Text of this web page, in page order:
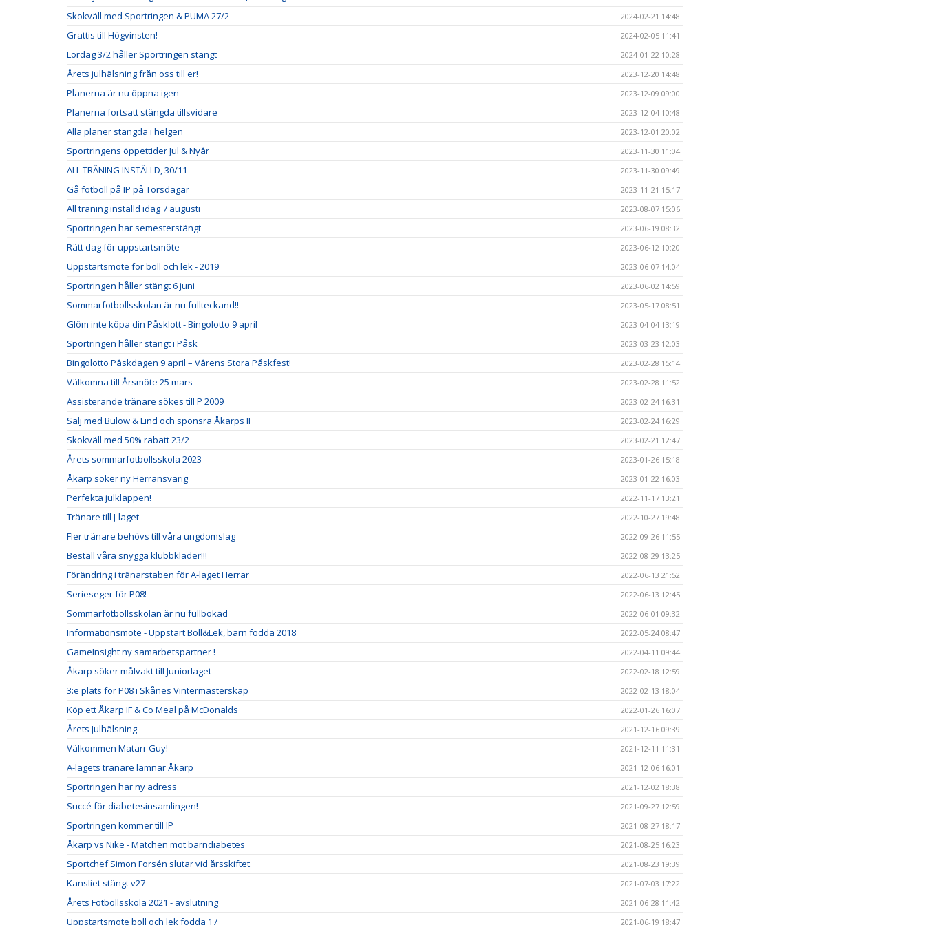
Skokväll med Sportringen & PUMA 27/2 2024-02-21 14:48
Grattis till Högvinsten! 2024-02-05 11:41
Lördag 3/2 håller Sportringen stängt 2024-01-22 10:28
Årets julhälsning från oss till er! 2023-12-20 14:48
Planerna är nu öppna igen 2023-12-09 09:00
Planerna fortsatt stängda tillsvidare 2023-12-04 10:48
Alla planer stängda i helgen 2023-12-01 20:02
Sportringens öppettider Jul & Nyår 2023-11-30 11:04
ALL TRÄNING INSTÄLLD, 30/11 2023-11-30 09:49
Gå fotboll på IP på Torsdagar 2023-11-21 15:17
All träning inställd idag 7 augusti 2023-08-07 15:06
Sportringen har semesterstängt 2023-06-19 08:32
Rätt dag för uppstartsmöte 2023-06-12 10:20
Uppstartsmöte för boll och lek - 2019 2023-06-07 14:04
Sportringen håller stängt 6 juni 2023-06-02 14:59
Sommarfotbollsskolan är nu fullteckand!! 2023-05-17 08:51
Glöm inte köpa din Påsklott - Bingolotto 9 april 2023-04-04 13:19
Sportringen håller stängt i Påsk 2023-03-23 12:03
Bingolotto Påskdagen 9 april – Vårens Stora Påskfest! 2023-02-28 15:14
Välkomna till Årsmöte 25 mars 2023-02-28 11:52
Assisterande tränare sökes till P 2009 2023-02-24 16:31
Sälj med Bülow & Lind och sponsra Åkarps IF 2023-02-24 16:29
Skokväll med 50% rabatt 23/2 2023-02-21 12:47
Årets sommarfotbollsskola 2023 2023-01-26 15:18
Åkarp söker ny Herransvarig 2023-01-22 16:03
Perfekta julklappen! 2022-11-17 13:21
Tränare till J-laget 2022-10-27 19:48
Fler tränare behövs till våra ungdomslag 2022-09-26 11:55
Beställ våra snygga klubbkläder!!! 2022-08-29 13:25
Förändring i tränarstaben för A-laget Herrar 2022-06-13 21:52
Serieseger för P08! 2022-06-13 12:45
Sommarfotbollsskolan är nu fullbokad 2022-06-01 09:32
Informationsmöte - Uppstart Boll&Lek, barn födda 2018 2022-05-24 08:47
GameInsight ny samarbetspartner ! 2022-04-11 09:44
Åkarp söker målvakt till Juniorlaget 2022-02-18 12:59
3:e plats för P08 i Skånes Vintermästerskap 2022-02-13 18:04
Köp ett Åkarp IF & Co Meal på McDonalds 2022-01-26 16:07
Årets Julhälsning 2021-12-16 09:39
Välkommen Matarr Guy! 2021-12-11 11:31
A-lagets tränare lämnar Åkarp 2021-12-06 16:01
Sportringen har ny adress 2021-12-02 18:38
Succé för diabetesinsamlingen! 2021-09-27 12:59
Sportringen kommer till IP 2021-08-27 18:17
Åkarp vs Nike - Matchen mot barndiabetes 2021-08-25 16:23
Sportchef Simon Forsén slutar vid årsskiftet 2021-08-23 19:39
Kansliet stängt v27 2021-07-03 17:22
Årets Fotbollsskola 2021 - avslutning 2021-06-28 11:42
Uppstartsmöte boll och lek födda 17 2021-06-19 18:47